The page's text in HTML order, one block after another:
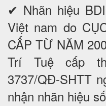
✔ Nhãn hiệu
Việt nam do
CẤP TỪ NĂM
Trí Tuệ cấp
3737/QĐ-SHTT
nhận nhãn hiệu